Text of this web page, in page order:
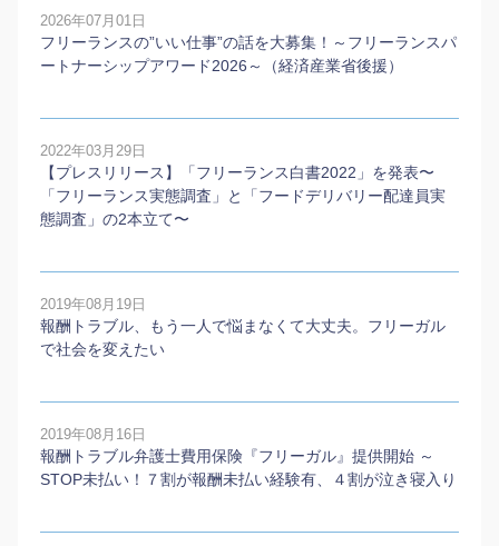
2026年07月01日
フリーランスの”いい仕事”の話を大募集！～フリーランスパ
ートナーシップアワード2026～（経済産業省後援）
2022年03月29日
【プレスリリース】「フリーランス白書2022」を発表〜
「フリーランス実態調査」と「フードデリバリー配達員実
態調査」の2本⽴て〜
2019年08月19日
報酬トラブル、もう一人で悩まなくて大丈夫。フリーガル
で社会を変えたい
2019年08月16日
報酬トラブル弁護士費用保険『フリーガル』提供開始 ～
STOP未払い！７割が報酬未払い経験有、４割が泣き寝入り